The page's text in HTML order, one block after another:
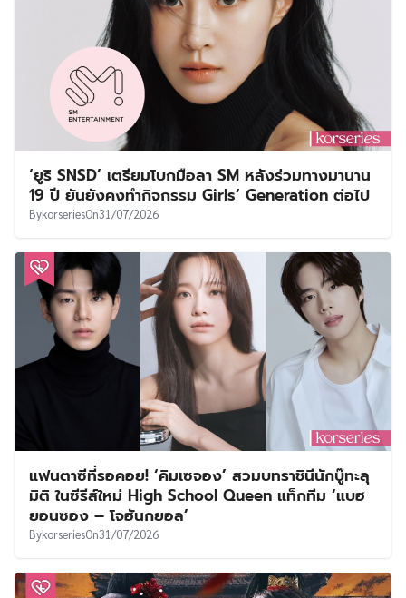
‘ยูริ SNSD’ เตรียมโบกมือลา SM หลังร่วมทางมานาน
19 ปี ยันยังคงทำกิจกรรม Girls’ Generation ต่อไป
BykorseriesOn31/07/2026
แฟนตาซีที่รอคอย! ‘คิมเซจอง’ สวมบทราชินีนักบู๊ทะลุ
มิติ ในซีรีส์ใหม่ High School Queen แท็กทีม ‘แบฮ
ยอนซอง – โจฮันกยอล’
BykorseriesOn31/07/2026